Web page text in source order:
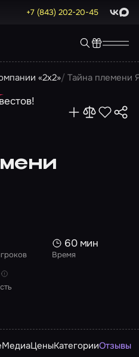
+7 (843) 202-20-45 Max
«2х2» Тайна племени
КВЕСТ ЗАКРЫТ
Время
60 мин
МедиаЦеныКатегорииОтзывы